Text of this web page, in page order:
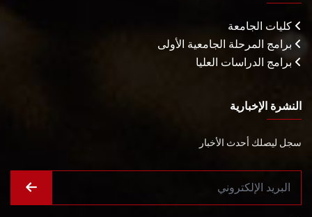
كليات الجامعة
برامج المرحلة الجامعية الأولى
برامج الدراسات العليا
النشرة الإخبارية
سجل ليصلك أحدث الأخبار